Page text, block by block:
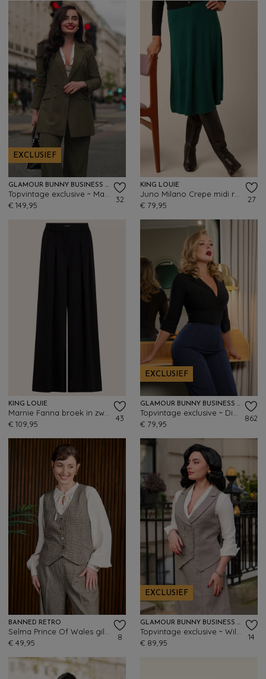
EXCLUSIEF
GLAMOUR BUNNY BUSINESS BABE
€ 149,95
32
KING LOUIE
€ 79,95
27
KING LOUIE
€ 109,95
43
EXCLUSIEF
GLAMOUR BUNNY BUSINESS BABE
€ 79,95
862
BANNED RETRO
€ 49,95
8
EXCLUSIEF
GLAMOUR BUNNY BUSINESS BABE
€ 89,95
14